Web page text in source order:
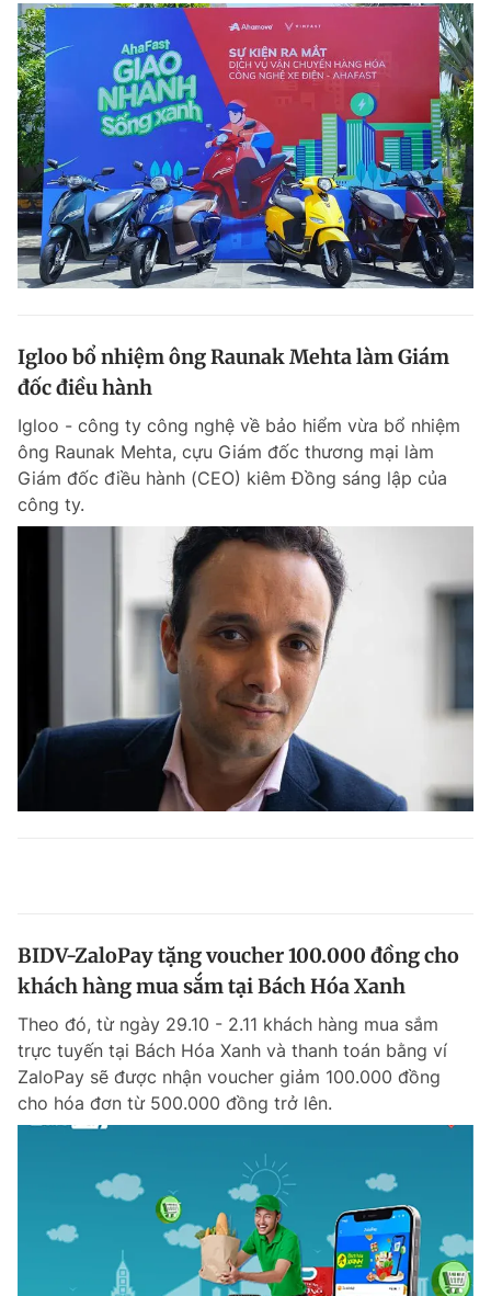
Igloo bổ nhiệm ông Raunak Mehta làm Giám
đốc điều hành
Igloo - công ty công nghệ về bảo hiểm vừa bổ nhiệm
ông Raunak Mehta, cựu Giám đốc thương mại làm
Giám đốc điều hành (CEO) kiêm Đồng sáng lập của
công ty.
BIDV-ZaloPay tặng voucher 100.000 đồng cho
khách hàng mua sắm tại Bách Hóa Xanh
Theo đó, từ ngày 29.10 - 2.11 khách hàng mua sắm
trực tuyến tại Bách Hóa Xanh và thanh toán bằng ví
ZaloPay sẽ được nhận voucher giảm 100.000 đồng
cho hóa đơn từ 500.000 đồng trở lên.